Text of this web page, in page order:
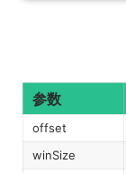
参数
offset
winSize